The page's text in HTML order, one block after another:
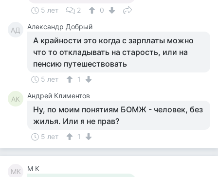
5 лет 2 0
АД Александр Добрый
А крайности это когда с зарплаты можно
что то откладывать на старость, или на
пенсию путешествовать
5 лет 1
АК Андрей Климентов
Ну, по моим понятиям БОМЖ - человек, без
жилья. Или я не прав?
5 лет 1
MК M К